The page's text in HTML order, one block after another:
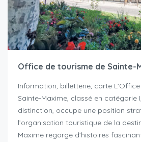
Office de tourisme de Sainte-
Information, billetterie, carte
Sainte-Maxime, classé en catégorie
distinction, occupe une position
l’organisation touristique de la
Maxime regorge d’histoires